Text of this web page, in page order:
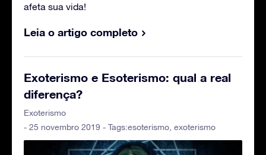
afeta sua vida!
Leia o artigo completo
Exoterismo e Esoterismo: qual a real
diferença?
Exoterismo
- 25 novembro 2019 - Tags:esoterismo exoterismo